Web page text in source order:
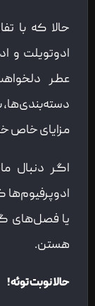
حالا که با
ادوتویلت و
عطر
دسته‌بندی‌ها،
مزایای خاص
اگر دنبال
ادوپرفیوم‌ها
یا فصل‌های
هستن.
حالا نوبت توئه!